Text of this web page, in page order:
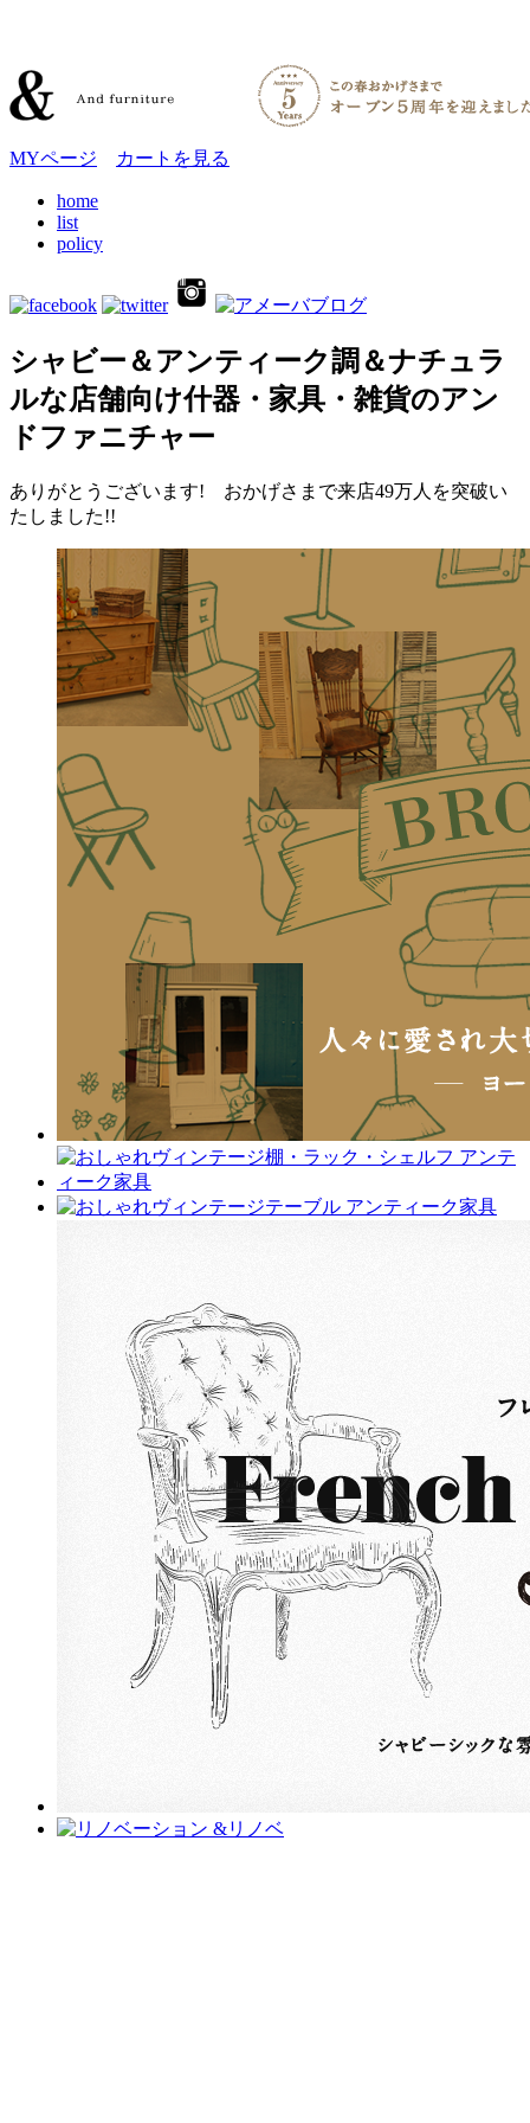
MYページ カートを見る
home
list
policy
シャビー＆アンティーク調＆ナチュラ
ルな店舗向け什器・家具・雑貨のアン
ドファニチャー
ありがとうございます! おかげさまで来店49万人を突破い
たしました!!